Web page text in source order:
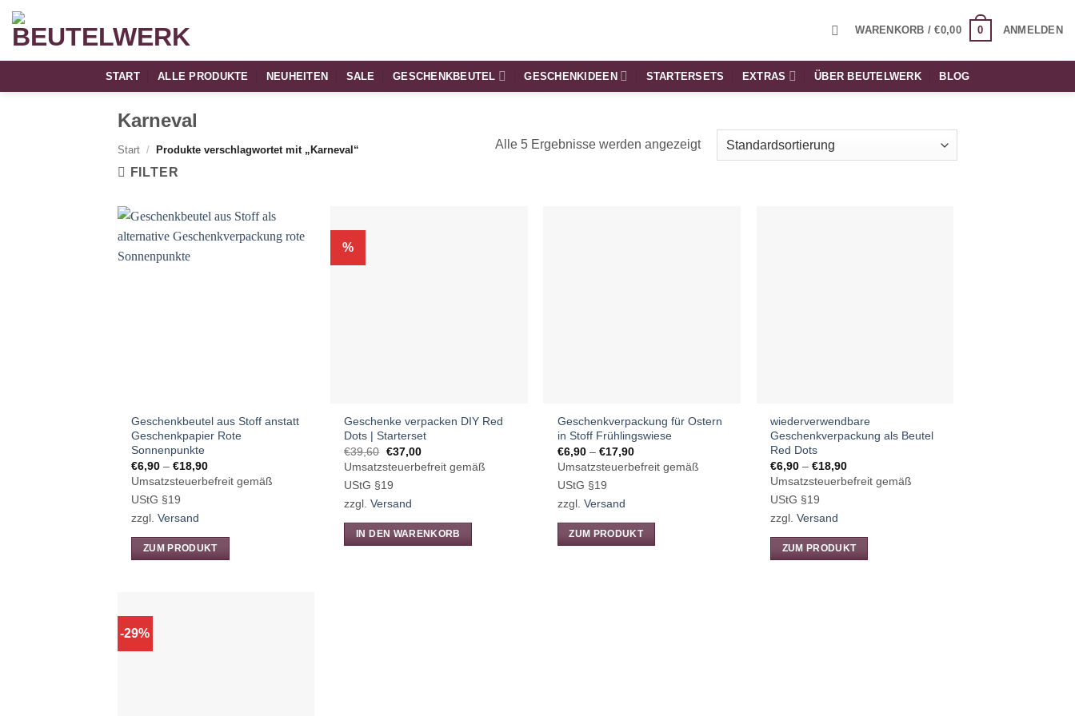
Zum
Inhalt
springen
WARENKORB /€0,00 0 ANMELDEN
START ALLE PRODUKTE NEUHEITEN SALE GESCHENKBEUTEL GESCHENKIDEEN STARTERSETS EXTRAS ÜBER BEUTELWERK BLOG
Karneval
Start / Produkte verschlagwortet mit „Karneval“
FILTER
Alle 5 Ergebnisse werden angezeigt
Geschenkbeutel aus Stoff anstatt
Geschenkpapier Rote
Sonnenpunkte
€6,90 –€18,90Preisspanne:
€6,90
bis
Umsatzsteuerbefreit gemäß
UStG §19
zzgl.Versand
ZUM PRODUKT
Varianten
%
Geschenke verpacken DIY Red
Dots | Starterset
€39,60 Ursprünglicher
Preis
war:
€39,60
€37,00Aktueller
Preis
ist:
Umsatzsteuerbefreit gemäß
UStG §19
zzgl.Versand
IN DEN WARENKORB
Geschenkverpackung für Ostern
in Stoff Frühlingswiese
€6,90 – €17,90Preisspanne:
€6,90
bis
Umsatzsteuerbefreit gemäß
UStG §19
zzgl. Versand
ZUM PRODUKT
wiederverwendbare
Geschenkverpackung als Beutel
Red Dots
€6,90 – €18,90Preisspanne:
€6,90
bis
Umsatzsteuerbefreit gemäß
UStG §19
zzgl. Versand
ZUM PRODUKT
-29%